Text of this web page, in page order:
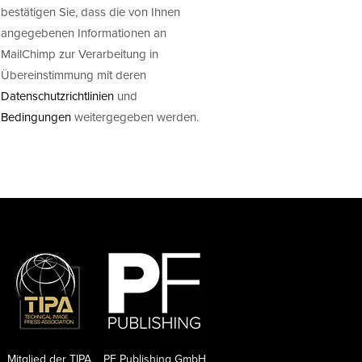
bestätigen Sie, dass die von Ihnen
angegebenen Informationen an
MailChimp zur Verarbeitung in
Übereinstimmung mit deren
Datenschutzrichtlinien und
Bedingungenweitergegeben werden.
PF Publishing GmbH
Mitglied der TIPA